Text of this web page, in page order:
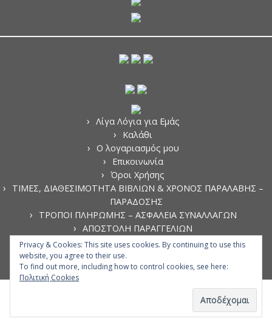
Λίγα Λόγια για Εμάς
Καλάθι
Ο λογαριασμός μου
Επικοινωνία
Όροι Χρήσης
ΤΙΜΕΣ, ΔΙΑΘΕΣΙΜΟΤΗΤΑ ΒΙΒΛΙΩΝ & ΧΡΟΝΟΣ ΠΑΡΑΛΑΒΗΣ –
ΠΑΡΑΔΟΣΗΣ
ΤΡΟΠΟΙ ΠΛΗΡΩΜΗΣ – ΑΣΦΑΛΕΙΑ ΣΥΝΑΛΛΑΓΩΝ
ΑΠΟΣΤΟΛΗ ΠΑΡΑΓΓΕΛΙΩΝ
ΑΚΥΡΩΣΗ ΠΑΡΑΓΓΕΛΙΩΝ
ΠΟΛΙΤΙΚΗ ΑΠΟΡΡΗΤΟΥ
···
Privacy & Cookies: This site uses cookies. By continuing to use this
website, you agree to their use.
To find out more, including how to control cookies, see here:
Πολιτική Cookies